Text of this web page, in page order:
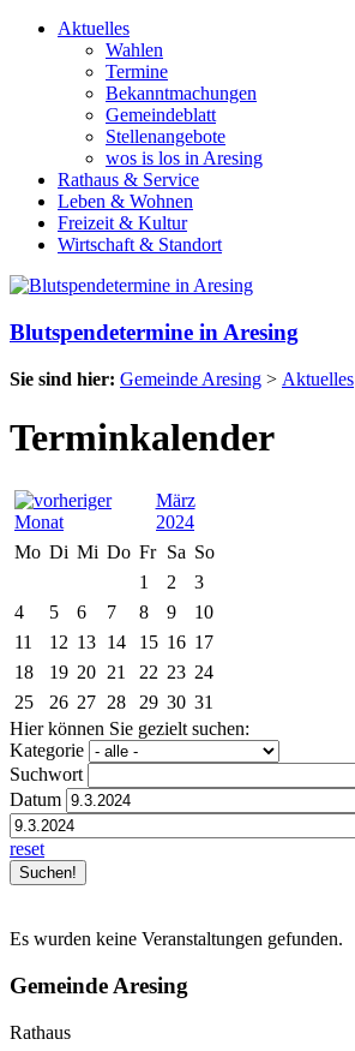
Aktuelles
Wahlen
Termine
Bekanntmachungen
Gemeindeblatt
Stellenangebote
wos is los in Aresing
Rathaus & Service
Leben & Wohnen
Freizeit & Kultur
Wirtschaft & Standort
Blutspendetermine in Aresing
Sie sind hier: Gemeinde Aresing > Aktuelles
Terminkalender
März
2024
Mo Di Mi Do Fr Sa So
1
2
3
4
5 6 7 8 9
10
11
12 13 14 15 16 17
18
19 20 21 22 23 24
25
26 27 28 29 30 31
Hier können Sie gezielt suchen:
Kategorie
Suchwort
Datum
reset
Es wurden keine Veranstaltungen gefunden.
Gemeinde Aresing
Rathaus